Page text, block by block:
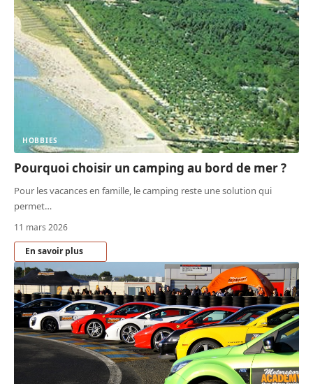
HOBBIES
Pourquoi choisir un camping au bord de mer ?
Pour les vacances en famille, le camping reste une solution qui
permet…
11 mars 2026
En savoir plus